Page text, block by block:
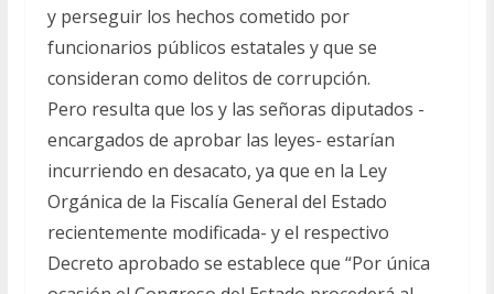
y perseguir los hechos cometido por
funcionarios públicos estatales y que se
consideran como delitos de corrupción.
Pero resulta que los y las señoras diputados -
encargados de aprobar las leyes- estarían
incurriendo en desacato, ya que en la Ley
Orgánica de la Fiscalía General del Estado
recientemente modificada- y el respectivo
Decreto aprobado se establece que “Por única